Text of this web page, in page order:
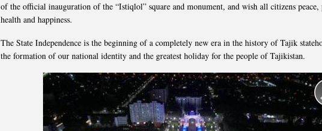
of the official inauguration of the “Istiqlol” square and monument, and wish all citizens
health and happiness.
The State Independence is the beginning of a completely new era in the history of Tajik
the formation of our national identity and the greatest holiday for the people of Tajikistan.